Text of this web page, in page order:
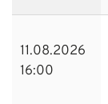
11.08.2026
16:00